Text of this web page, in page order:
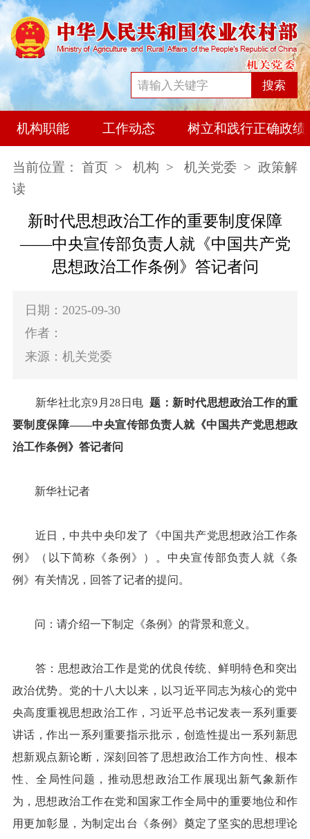
搜索
机构职能 工作动态 树立和践行正确政
当前位置： 首页 > 机构 > 机关党委> 政策解
读
新时代思想政治工作的重要制度保障
——中央宣传部负责人就《中国共产党
思想政治工作条例》答记者问
日期：2025-09-30
作者：
来源：机关党委
新华社北京9月28日电 题：新时代思想政治工作的重
要制度保障——中央宣传部负责人就《中国共产党思想政
治工作条例》答记者问
新华社记者
近日，中共中央印发了《中国共产党思想政治工作条
例》（以下简称《条例》）。中央宣传部负责人就《条
例》有关情况，回答了记者的提问。
问：请介绍一下制定《条例》的背景和意义。
答：思想政治工作是党的优良传统、鲜明特色和突出
政治优势。党的十八大以来，以习近平同志为核心的党中
央高度重视思想政治工作，习近平总书记发表一系列重要
讲话，作出一系列重要指示批示，创造性提出一系列新思
想新观点新论断，深刻回答了思想政治工作方向性、根本
性、全局性问题，推动思想政治工作展现出新气象新作
为，思想政治工作在党和国家工作全局中的重要地位和作
用更加彰显，为制定出台《条例》奠定了坚实的思想理论